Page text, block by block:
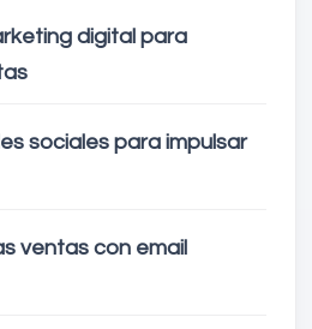
digital para
sociales para impulsar
ventas con email